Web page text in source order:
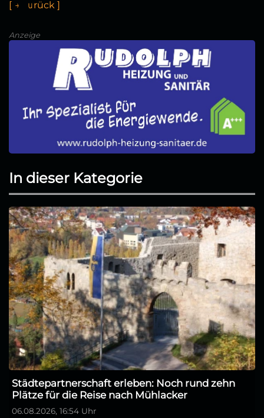
[ ← ur ü k ]
Anzeige
In dieser Kategorie
Städtepartnerschaft erleben: Noch rund zehn
Plätze für die Reise nach Mühlacker
06.08.2026, 16:54 Uhr